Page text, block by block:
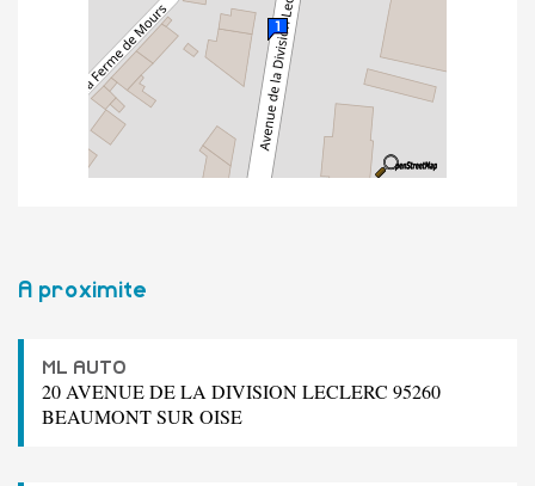
A proximite
ML AUTO
20 AVENUE DE LA DIVISION LECLERC 95260
BEAUMONT SUR OISE